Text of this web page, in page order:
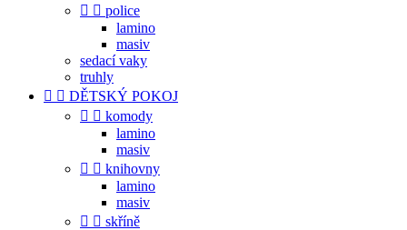
  police
lamino
masiv
sedací vaky
truhly
  DĚTSKÝ POKOJ
  komody
lamino
masiv
  knihovny
lamino
masiv
  skříně